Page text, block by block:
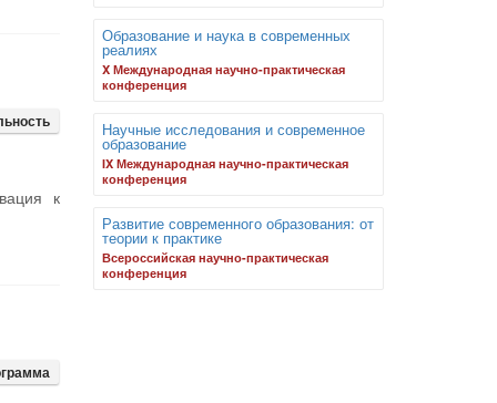
к
Образование и наука в современных
реалиях
X Международная научно-практическая
конференция
Научные исследования и современное
образование
IX Международная научно-практическая
конференция
Развитие современного образования: от
теории к практике
Всероссийская научно-практическая
конференция